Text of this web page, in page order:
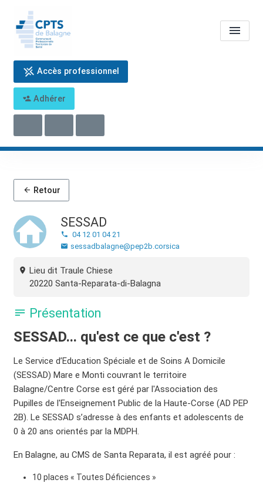
Accès professionnel
Adhérer
SESSAD
Retour
SESSAD
04 12 01 04 21
sessadbalagne@pep2b.corsica
Lieu dit Traule Chiese
20220 Santa-Reparata-di-Balagna
Présentation
SESSAD... qu'est ce que c'est ?
Le Service d’Education Spéciale et de Soins A Domicile
(SESSAD) Mare e Monti couvrant le territoire
Balagne/Centre Corse est géré par l'Association des
Pupilles de l'Enseignement Public de la Haute-Corse (AD PEP
2B). Le SESSAD s’adresse à des enfants et adolescents de
0 à 20 ans orientés par la MDPH.
En Balagne, au CMS de Santa Reparata, il est agréé pour :
10 places « Toutes Déficiences »